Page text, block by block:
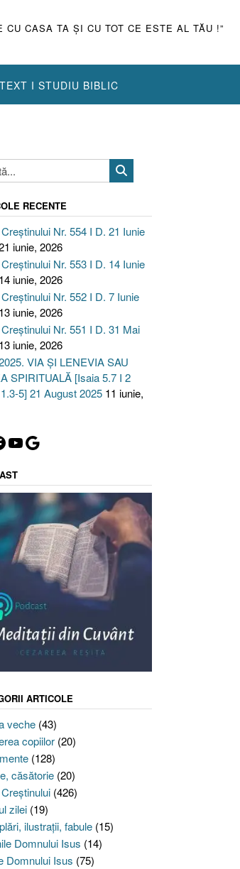
CASA TA ŞI CU TOT CE ESTE AL TĂU !”
TEXT I STUDIU BIBLIC
RECENTE
Nr. 554 I D. 21 Iunie
iunie, 2026
Nr. 553 I D. 14 Iunie
14 iunie, 2026
Nr. 552 I D. 7 Iunie
13 iunie, 2026
Nr. 551 I D. 31 Mai
13 iunie, 2026
VIA ȘI LENEVIA SAU
SPIRITUALĂ [Isaia 5.7 I 2
5] 21 August 2025 11 iunie,
YouTube
Google
ARTICOLE
veche(43)
copiilor(20)
(128)
căsătorie(20)
(426)
zilei(19)
ilustraţii, fabule(15)
Domnului Isus (14)
Domnului Isus (75)